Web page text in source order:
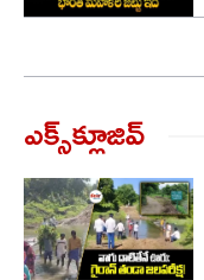
ఎక్స్‌క్లూజివ్‌